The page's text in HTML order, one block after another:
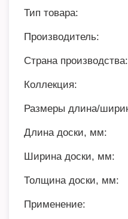
Тип товара:
Производитель:
Страна производства:
Коллекция:
Размеры длина/
Длина доски, мм:
Ширина доски, мм:
Толщина доски, мм:
Применение: